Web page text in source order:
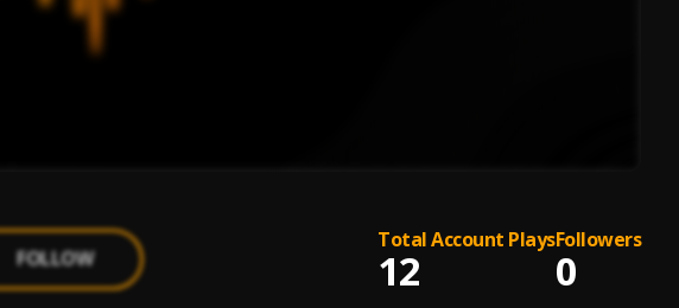
FOLLOW
Total Account Plays
12
Followers
0